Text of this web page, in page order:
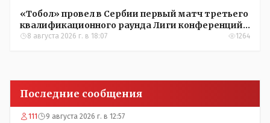
«Тобол» провел в Сербии первый матч третьего
квалификационного раунда Лиги конференций
УЕФА
8 августа 2026 г. в 18:07 1264
Последние сообщения
111 9 августа 2026 г. в 12:57